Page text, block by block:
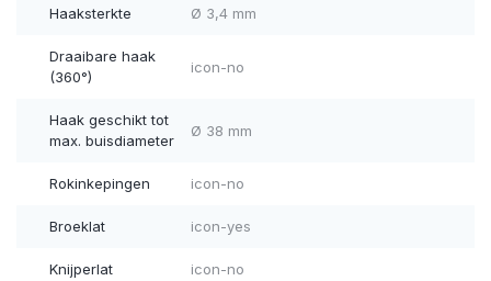
Haaksterkte Ø 3,4 mm
Draaibare haak
(360°)
icon-no
Haak geschikt tot
max. buisdiameter
Ø 38 mm
Rokinkepingen icon-no
Broeklat icon-yes
Knijperlat icon-no